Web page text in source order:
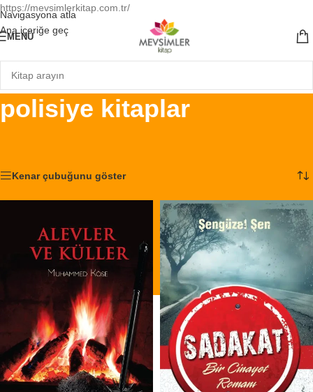
https://mevsimlerkitap.com.tr/
Navigasyona atla
Ana içeriğe geç
MENÜ
polisiye kitaplar
Kenar çubuğunu göster